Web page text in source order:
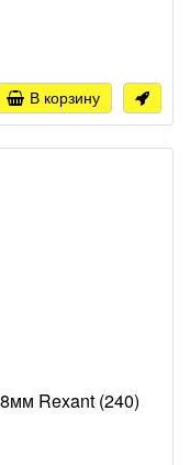
В корзину
Rexant (240)